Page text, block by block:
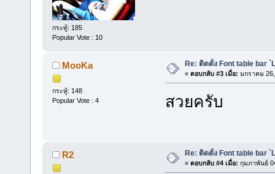
กระทู้: 185
Popular Vote : 10
MooKa
กระทู้: 148
Popular Vote : 4
Re: ติดตั้ง Font table bar
« ตอบกลับ #3 เมื่อ: มกราคม
สวยครับ
R2 Re: ติดตั้ง Font table bar
« ตอบกลับ #4 เมื่อ: กุมภาพันธ์